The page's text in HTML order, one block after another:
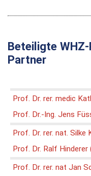
Beteiligte
Partner
Prof. Dr. rer. medic
Prof. Dr.-Ing. Jens
Prof. Dr. rer. nat. Silke
Prof. Dr. Ralf Hinderer
Prof. Dr. rer. nat Jan